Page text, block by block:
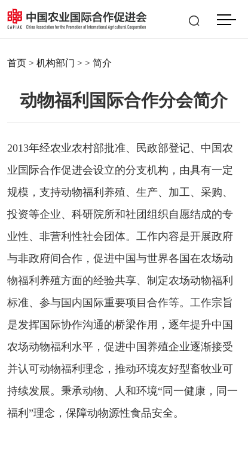
EN
首页 >机构部门 > > 简介
动物福利国际合作分会简介
2013年经农业农村部批准、民政部登记、中国农
业国际合作促进会设立的分支机构，由具有一定
规模，支持动物福利养殖、生产、加工、采购、
投资等企业、科研院所和社团组织自愿结成的专
业性、非营利性社会团体。工作内容是开展政府
与非政府间合作，促进中国与世界各国在农场动
物福利养殖方面的经验共享、制定农场动物福利
标准、参与国内国际重要项目合作等。工作宗旨
是发挥国际协作沟通的桥梁作用，逐年提升中国
农场动物福利水平，促进中国养殖企业逐渐接受
并认可动物福利理念，推动环境友好型畜牧业可
持续发展。秉承动物、人和环境“同一健康，同一
福利”理念，保障动物源性食品安全。